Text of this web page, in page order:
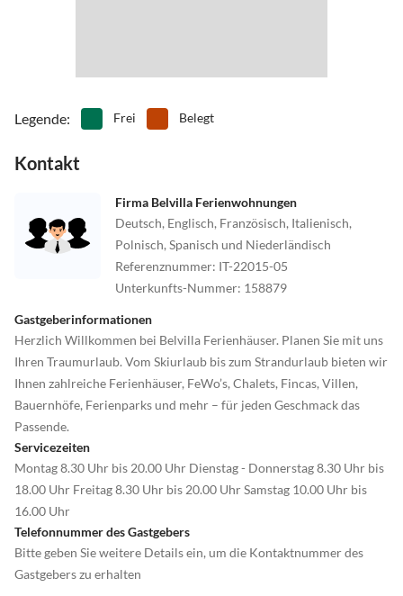
Legende: Frei Belegt
Kontakt
Firma Belvilla Ferienwohnungen
Deutsch, Englisch, Französisch, Italienisch,
Polnisch, Spanisch und Niederländisch
Referenznummer: IT-22015-05
Unterkunfts-Nummer: 158879
Gastgeberinformationen
Herzlich Willkommen bei Belvilla Ferienhäuser. Planen Sie mit uns
Ihren Traumurlaub. Vom Skiurlaub bis zum Strandurlaub bieten wir
Ihnen zahlreiche Ferienhäuser, FeWo’s, Chalets, Fincas, Villen,
Bauernhöfe, Ferienparks und mehr – für jeden Geschmack das
Passende.
Servicezeiten
Montag 8.30 Uhr bis 20.00 Uhr Dienstag - Donnerstag 8.30 Uhr bis
18.00 Uhr Freitag 8.30 Uhr bis 20.00 Uhr Samstag 10.00 Uhr bis
16.00 Uhr
Telefonnummer des Gastgebers
Bitte geben Sie weitere Details ein, um die Kontaktnummer des
Gastgebers zu erhalten